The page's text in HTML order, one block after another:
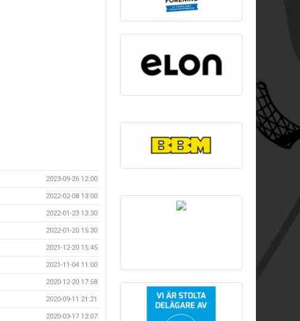
2023-09-26 12:00
2022-02-08 13:00
2022-01-23 13:30
2022-01-20 15:30
2021-12-20 15:45
2021-11-04 11:00
2020-12-20 17:58
2020-09-11 21:21
2020-03-17 13:07